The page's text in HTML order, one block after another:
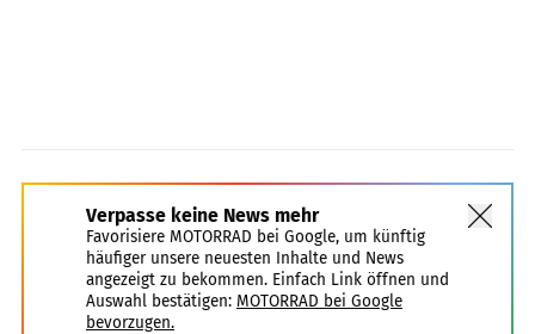
Verpasse keine News mehr
Favorisiere MOTORRAD bei Google, um künftig
häufiger unsere neuesten Inhalte und News
angezeigt zu bekommen. Einfach Link öffnen und
Auswahl bestätigen: MOTORRAD bei Google
bevorzugen.